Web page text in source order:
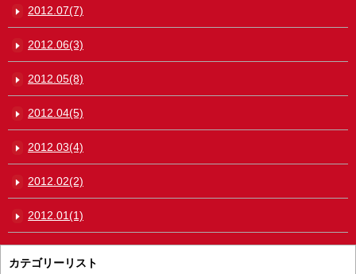
2012.07(7)
2012.06(3)
2012.05(8)
2012.04(5)
2012.03(4)
2012.02(2)
2012.01(1)
カテゴリーリスト